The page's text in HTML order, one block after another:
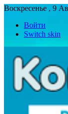
Воскресенье , 9
Войти
Switch skin